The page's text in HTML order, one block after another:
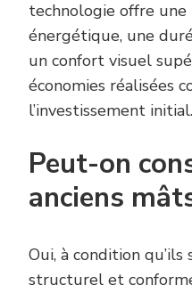
technologie offre
énergétique, une
un confort visuel
économies réalisées
l’investissement initial.
Peut-on
anciens
Oui, à condition
structurel et